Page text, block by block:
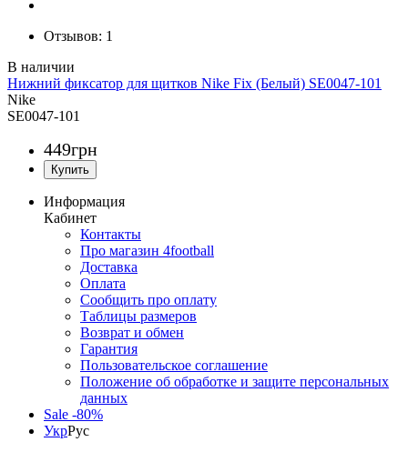
Отзывов: 1
Нижний фиксатор для щитков Nike Fix (Белый) SE0047-101
Nike
SE0047-101
449грн
Информация
Кабинет
Контакты
Про магазин 4football
Доставка
Оплата
Сообщить про оплату
Таблицы размеров
Возврат и обмен
Гарантия
Пользовательское соглашение
Положение об обработке и защите персональных
данных
Sale -80%
УкрРус